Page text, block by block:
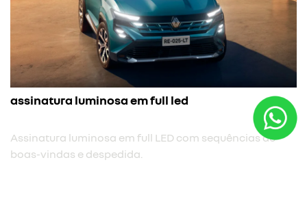
assinatura luminosa em full led
Assinatura luminosa em full LED com sequências de
boas-vindas e despedida.